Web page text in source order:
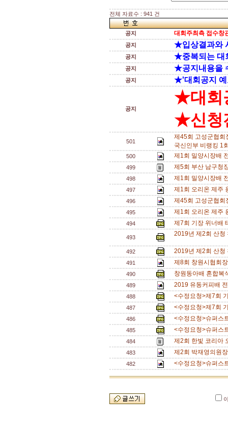
전체 자료수 : 941 건
공지 대회주최측 접수창
공지 ★입상결과와
공지 ★중복되는 대
공지 ★공지내용을
공지 ★'대회공지 예
공지
★대회
★신청
501
제45회 고성군협회
국신인부 비랭킹 1
500 제1회 밀양시장배
499 제5회 부산 남구청
498 제1회 밀양시장배
497 제1회 오리온 제주
496 제45회 고성군협
495 제1회 오리온 제주
494 제7회 기장 위너배
493 2019년 제2회 산청
492 2019년 제2회 산
491 제8회 창원시협회
490 창원동아배 혼합복
489 2019 유동커피배
488 <수정요청>제7회
487 <수정요청>제7회
486 <수정요청>슈퍼스
485 <수정요청>슈퍼스
484 제2회 한빛 코리아
483 제2회 박재영의원
482 <수정요청>슈퍼스